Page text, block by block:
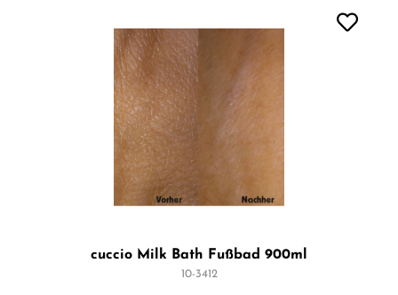
cuccio Milk Bath Fußbad 900ml
10-3412